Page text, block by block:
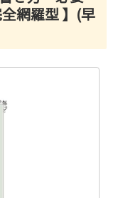
網羅型 】(早